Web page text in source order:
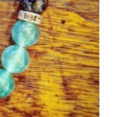
DETTAGLI